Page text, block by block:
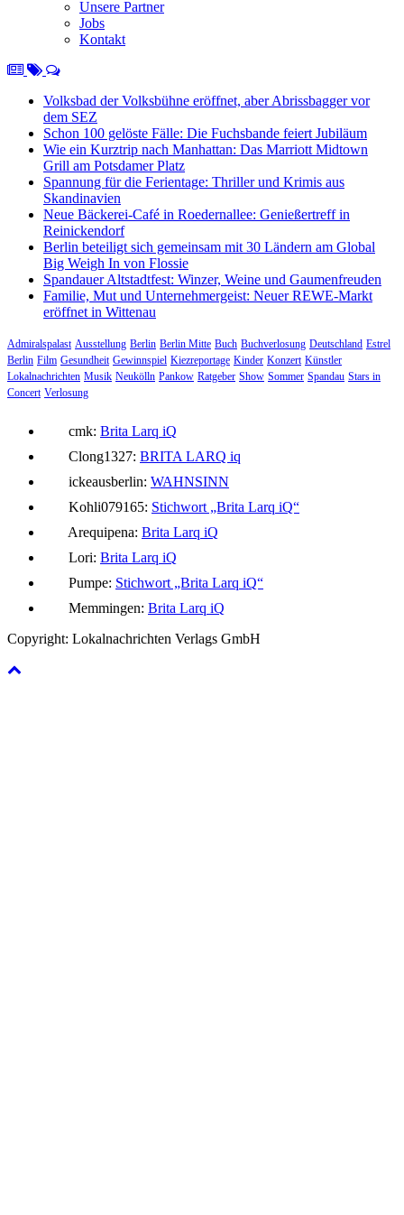
Unsere Partner
Jobs
Kontakt
Volksbad der Volksbühne eröffnet, aber Abrissbagger vor
dem SEZ
Schon 100 gelöste Fälle: Die Fuchsbande feiert Jubiläum
Wie ein Kurztrip nach Manhattan: Das Marriott Midtown
Grill am Potsdamer Platz
Spannung für die Ferientage: Thriller und Krimis aus
Skandinavien
Neue Bäckerei-Café in Roedernallee: Genießertreff in
Reinickendorf
Berlin beteiligt sich gemeinsam mit 30 Ländern am Global
Big Weigh In von Flossie
Spandauer Altstadtfest: Winzer, Weine und Gaumenfreuden
Familie, Mut und Unternehmergeist: Neuer REWE-Markt
eröffnet in Wittenau
Admiralspalast Ausstellung Berlin Berlin Mitte Buch Buchverlosung Deutschland Estrel
Berlin Film Gesundheit Gewinnspiel Kiezreportage Kinder Konzert Künstler
Lokalnachrichten Musik Neukölln Pankow Ratgeber Show Sommer Spandau Stars in
Concert Verlosung
cmk: Brita Larq iQ
Clong1327: BRITA LARQ iq
ickeausberlin: WAHNSINN
Kohli079165: Stichwort „Brita Larq iQ“
Arequipena: Brita Larq iQ
Lori: Brita Larq iQ
Pumpe: Stichwort „Brita Larq iQ“
Memmingen: Brita Larq iQ
Copyright: Lokalnachrichten Verlags GmbH